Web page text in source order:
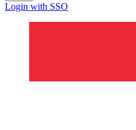
Login with SSO